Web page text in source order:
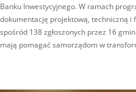
Banku Inwestycyjnego. W ramach
dokumentację projektową, techniczną i
spośród 138 zgłoszonych przez 16
mają pomagać samorządom w